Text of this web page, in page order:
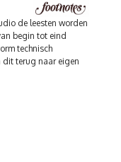
de leesten worden
begin tot eind
technisch
dit terug naar eigen